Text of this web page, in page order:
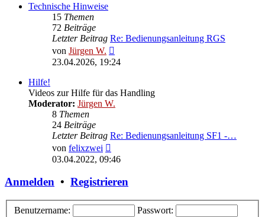
Technische Hinweise
15 Themen
72 Beiträge
Letzter Beitrag Re: Bedienungsanleitung RGS
von Jürgen W.
Beitrag
23.04.2026, 19:24
Hilfe!
Videos zur Hilfe für das Handling
Moderator: Jürgen W.
8 Themen
24 Beiträge
Letzter Beitrag Re: Bedienungsanleitung SF1 -…
von felixzwei
Beitrag
03.04.2022, 09:46
Anmelden • Registrieren
Benutzername:
Passwort: